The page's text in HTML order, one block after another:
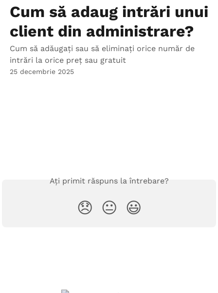
Cum să adaug intrări unui
client din administrare?
Cum să adăugați sau să eliminați orice număr de
intrări la orice preț sau gratuit
25 decembrie 2025
Ați primit răspuns la întrebare?
😞 😐 😃